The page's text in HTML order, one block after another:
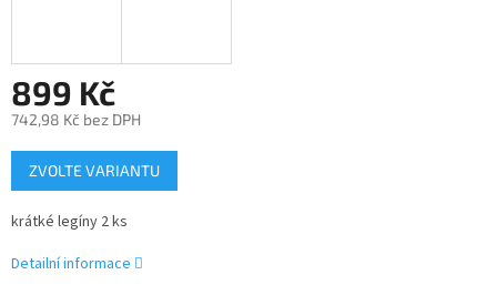
899 Kč
742,98 Kč bez DPH
Měrná
cena:
ZVOLTE VARIANTU
krátké legíny 2 ks
Detailní informace